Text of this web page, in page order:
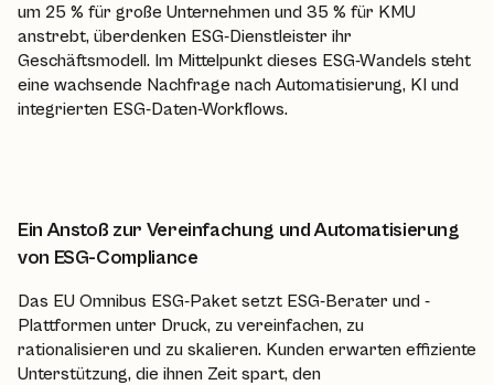
um 25 % für große Unternehmen und 35 % für KMU
anstrebt, überdenken ESG-Dienstleister ihr
Geschäftsmodell. Im Mittelpunkt dieses ESG-Wandels steht
eine wachsende Nachfrage nach Automatisierung, KI und
integrierten ESG-Daten-Workflows.
Ein Anstoß zur Vereinfachung und Automatisierung
von ESG-Compliance
Das EU Omnibus ESG-Paket setzt ESG-Berater und -
Plattformen unter Druck, zu vereinfachen, zu
rationalisieren und zu skalieren. Kunden erwarten effiziente
Unterstützung, die ihnen Zeit spart, den